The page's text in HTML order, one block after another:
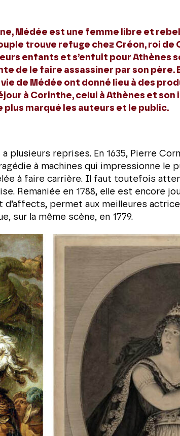
Médée est une femme libre et
trouve refuge chez Créon, roi
enfants et s’enfuit pour Athènes
de le faire assassiner par son père.
de Médée ont donné lieu à des
à Corinthe, celui à Athènes et
marqué les auteurs et le public.
plusieurs reprises. En 1635, Pierre
à machines qui impressionne le
à faire carrière. Il faut toutefois
Remaniée en 1788, elle est encore
permet aux meilleures
sur la même scène, en 1779.